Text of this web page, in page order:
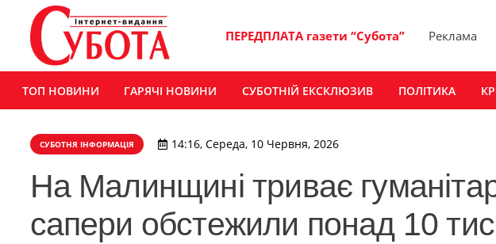
ПЕРЕДПЛАТА газети “Субота” Реклама
ТОП НОВИНИ ГАРЯЧІ НОВИНИ СУБОТНІЙ ЕКСКЛЮЗИВ ПОЛІТИКА
СУБОТНЯ ІНФОРМАЦІЯ 14:16, Середа, 10 Червня, 2026
На Малинщині триває
сапери обстежили понад 10